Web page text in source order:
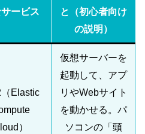
ービス
と（初心者向け
の説明）
Elastic
）
仮想サーバーを
起動して、アプ
リやWebサイト
を動かせる。パ
ソコンの「頭